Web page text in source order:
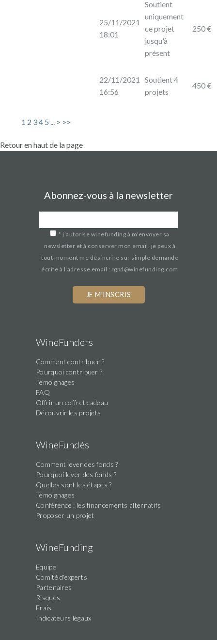
25/11/2021
18:01
Soutient
uniquement
ce projet
jusqu'à
présent
250 €
22/11/2021
16:56
Soutient 4
projets
450 €
1 2 34 5 ... > >>
Retour en haut de la page
Abonnez-vous à la newsletter
* j’autorise winefunding à m'envoyer sa
newsletter et à conserver mon email. je peux à
tout moment me désincrire sur simple demande
écrite à l'adresse email : rgpd@winefunding.com
WineFunders
Comment contribuer ?
Pourquoi contribuer ?
Témoignages
FAQ
Offrir un coffret cadeau
Découvrir les projets
WineFundés
Comment lever des fonds ?
Pourquoi lever des fonds ?
Quelles sont les étapes ?
Témoignages
Conférence : les financements alternatifs
Proposer un projet
WineFunding
Equipe
Comité d'experts
Partenaires
Risques
Frais
Indicateurs légaux